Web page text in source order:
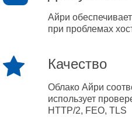
Айри
при проблемах
Качество
Облако Айри
использует
HTTP/2, FEO, TLS